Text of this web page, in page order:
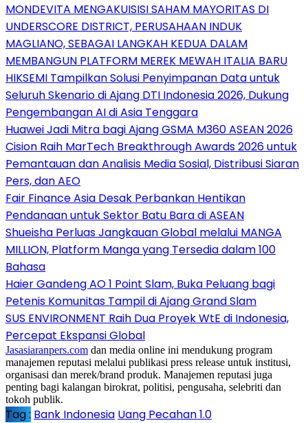
MONDEVITA MENGAKUISISI SAHAM MAYORITAS DI
UNDERSCORE DISTRICT, PERUSAHAAN INDUK
MAGLIANO, SEBAGAI LANGKAH KEDUA DALAM
MEMBANGUN PLATFORM MEREK MEWAH ITALIA BARU
HIKSEMI Tampilkan Solusi Penyimpanan Data untuk
Seluruh Skenario di Ajang DTI Indonesia 2026, Dukung
Pengembangan AI di Asia Tenggara
Huawei Jadi Mitra bagi Ajang GSMA M360 ASEAN 2026
Cision Raih MarTech Breakthrough Awards 2026 untuk
Pemantauan dan Analisis Media Sosial, Distribusi Siaran
Pers, dan AEO
Fair Finance Asia Desak Perbankan Hentikan
Pendanaan untuk Sektor Batu Bara di ASEAN
Shueisha Perluas Jangkauan Global melalui MANGA
MILLION, Platform Manga yang Tersedia dalam 100
Bahasa
Haier Gandeng AO 1 Point Slam, Buka Peluang bagi
Petenis Komunitas Tampil di Ajang Grand Slam
SUS ENVIRONMENT Raih Dua Proyek WtE di Indonesia,
Percepat Ekspansi Global
Jasasiaranpers.com dan media online ini mendukung program
manajemen reputasi melalui publikasi press release untuk institusi,
organisasi dan merek/brand produk. Manajemen reputasi juga
penting bagi kalangan birokrat, politisi, pengusaha, selebriti dan
tokoh publik.
Tag : Bank Indonesia Uang Pecahan 1.0